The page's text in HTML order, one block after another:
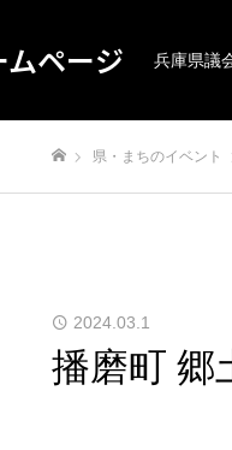
ページ 兵庫県議
県・まちのイベント
2024.03.1
播磨町 郷